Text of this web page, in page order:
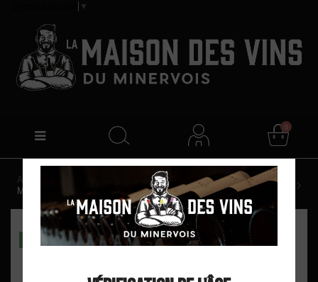
▼
0
Accueil
Château Saint Jacques d'Albas "Albas" AOP
Minervois Blanc 2023
DISPO EN MAGASIN